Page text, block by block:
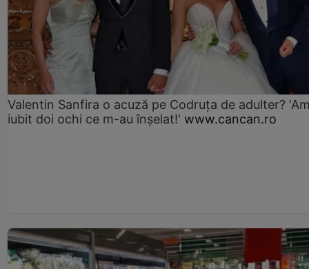
Valentin Sanfira o acuză pe Codruța de adulter?
iubit doi ochi ce m-au înșelat!' www.cancan.ro